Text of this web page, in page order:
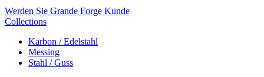
Werden Sie Grande Forge Kunde
Collections
Karbon / Edelstahl
Messing
Stahl / Guss